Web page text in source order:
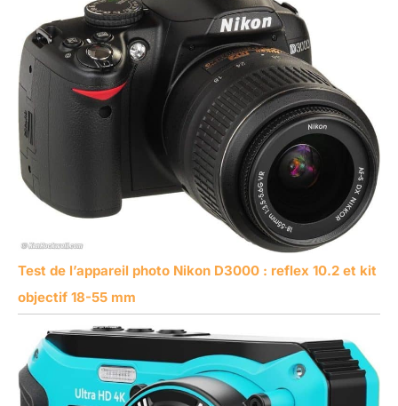
Test de l’appareil photo Nikon D3000 : reflex 10.2 et kit
objectif 18-55 mm